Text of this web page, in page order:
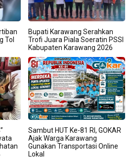
Tol
Bupati Karawang Serahkan
Trofi Juara Piala Soeratin PSSI
Kabupaten Karawang 2026
Sambut HUT Ke-81 RI, GOKAR
Ajak Warga Karawang
Gunakan Transportasi Online
Lokal